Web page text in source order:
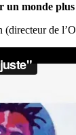
un monde
de